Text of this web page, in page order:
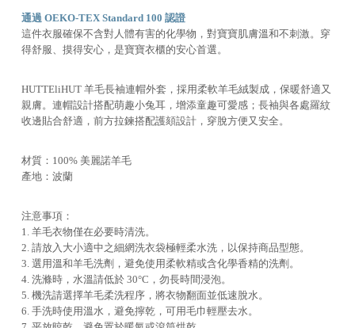
通過 OEKO-TEX Standard 100 認證
這件衣服確保不含對人體有害的化學物，對寶寶肌膚溫和不刺激。穿
得舒服、摸得安心，是寶寶衣櫃的安心首選。
HUTTEliHUT 羊毛長袖連帽外套，採用柔軟羊毛絨製成，保暖舒適又
親膚。連帽設計搭配萌趣小兔耳，增添童趣可愛感；長袖與各處羅紋
收邊貼合舒適，前方拉鍊搭配護頦設計，穿脫方便又安全。
材質：100% 美麗諾羊毛
產地：波蘭
注意事項：
1. 羊毛衣物僅在必要時清洗。
2. 請放入大小適中之細網洗衣袋極輕柔水洗，以保持商品型態。
3. 選用溫和羊毛洗劑，避免使用柔軟精或含化學香精的洗劑。
4. 洗滌時，水溫請低於 30°C，勿長時間浸泡。
5. 機洗請選擇羊毛柔洗程序，將衣物翻面並低速脫水。
6. 手洗時使用溫水，避免擰乾，可用毛巾輕壓去水。